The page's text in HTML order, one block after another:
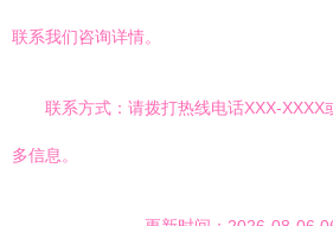
联系我们咨询详情。
联系方式：请拨打热线电话XXX-XXXX
多信息。